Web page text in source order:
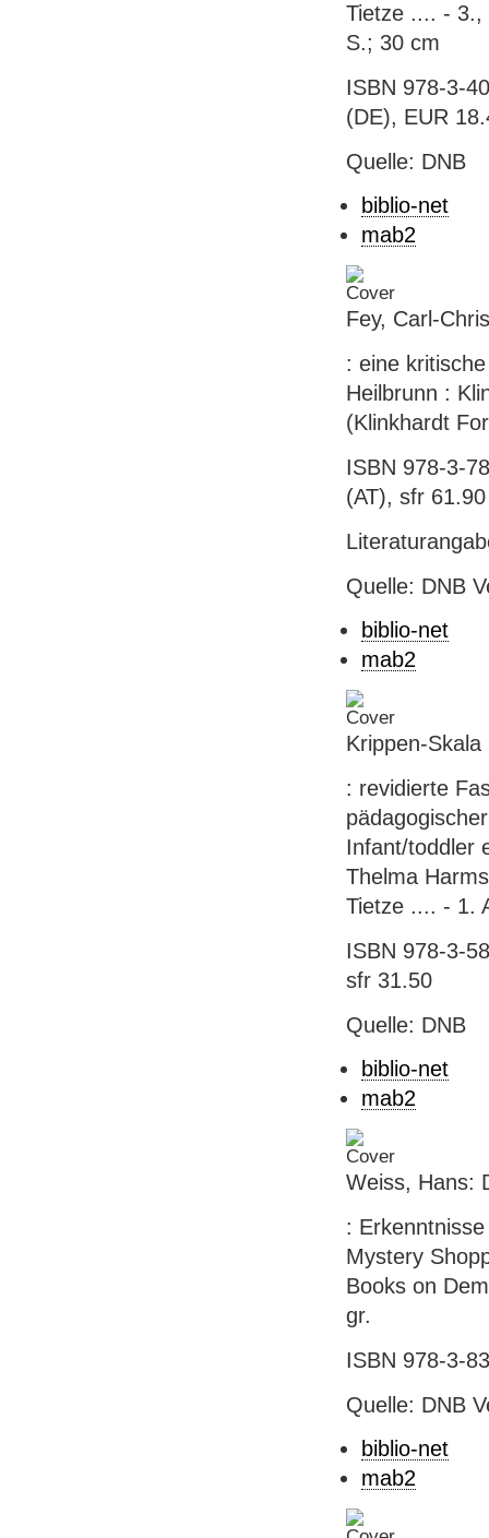
Tietze .... - 3.,
S.; 30 cm
ISBN 978-3-
(DE), EUR
Quelle: DNB
biblio-net
mab2
Fey, Carl-
: eine
Heilbrunn :
(Klinkhardt
ISBN 978-3-
(AT), sfr
Quelle: DNB
biblio-net
mab2
Krippen-Skala
: revidierte
Infant/toddler
Thelma
Tietze .... - 1.
ISBN 978-3-
sfr 31.50
Quelle: DNB
biblio-net
mab2
Weiss, Hans:
:
Mystery
Books on
gr.
ISBN 978-3-
Quelle: DNB
biblio-net
mab2